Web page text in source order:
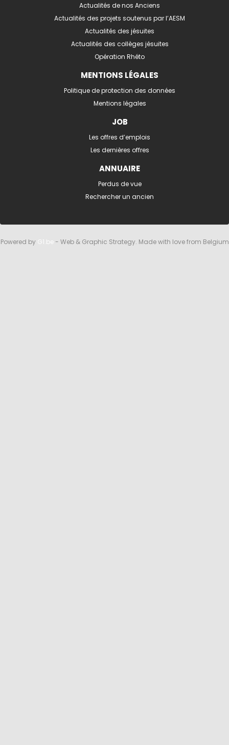
Actualités de nos Anciens
Actualités des projets soutenus par l’AESM
Actualités des jésuites
Actualités des collèges jésuites
Opération Rhéto
MENTIONS LÉGALES
Politique de protection des données
Mentions légales
JOB
Les offres d’emplois
Les dernières offres
ANNUAIRE
Perdus de vue
Rechercher un ancien
Powered by G1.be- Web & Graphic Strategy. Made with love from Belgium